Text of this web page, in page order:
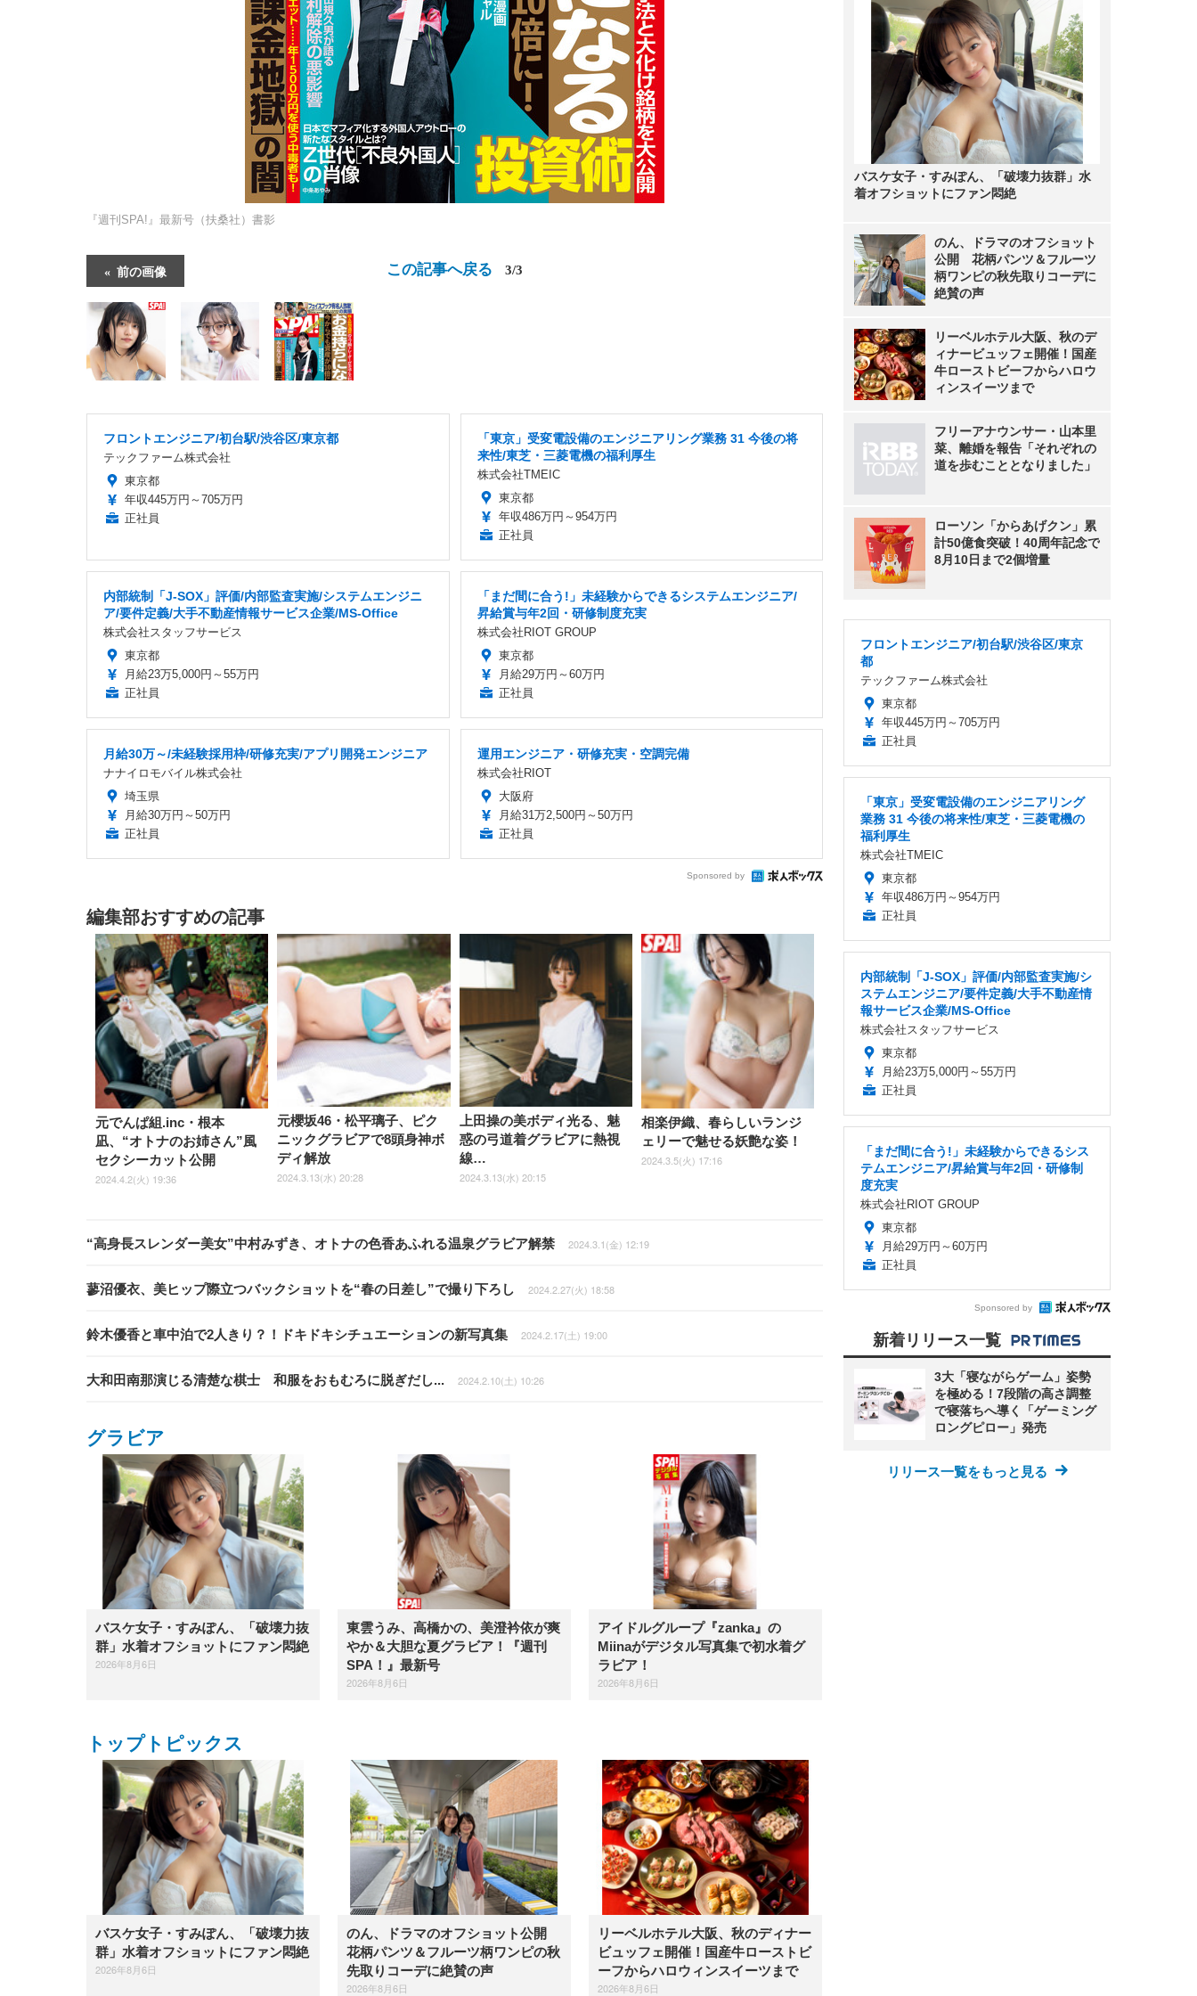
『週刊SPA!』最新号（扶桑社）書影
前の画像 この記事へ戻る 3/3
フロントエンジニア/初台駅/渋谷区/東京都
テックファーム株式会社
東京都
年収445万円～705万円
正社員
「東京」受変電設備のエンジニアリング業務 31 今後の将
来性/東芝・三菱電機の福利厚生
株式会社TMEIC
東京都
年収486万円～954万円
正社員
内部統制「J-SOX」評価/内部監査実施/システムエンジニ
ア/要件定義/大手不動産情報サービス企業/MS-Office
株式会社スタッフサービス
東京都
月給23万5,000円～55万円
正社員
「まだ間に合う!」未経験からできるシステムエンジニア/
昇給賞与年2回・研修制度充実
株式会社RIOT GROUP
東京都
月給29万円～60万円
正社員
月給30万～/未経験採用枠/研修充実/アプリ開発エンジニア
ナナイロモバイル株式会社
埼玉県
月給30万円～50万円
正社員
運用エンジニア・研修充実・空調完備
株式会社RIOT
大阪府
月給31万2,500円～50万円
正社員
Sponsored by
編集部おすすめの記事
元でんぱ組.inc・根本
凪、“オトナのお姉さん”風
セクシーカット公開
2024.4.2(火) 19:36
元櫻坂46・松平璃子、ピク
ニックグラビアで8頭身神ボ
ディ解放
2024.3.13(水) 20:28
上田操の美ボディ光る、魅
惑の弓道着グラビアに熱視
線…
2024.3.13(水) 20:15
相楽伊織、春らしいランジ
ェリーで魅せる妖艶な姿！
2024.3.5(火) 17:16
“高身長スレンダー美女”中村みずき、オトナの色香あふれる温泉グラビア解禁 2024.3.1(金) 12:19
蓼沼優衣、美ヒップ際立つバックショットを“春の日差し”で撮り下ろし 2024.2.27(火) 18:58
鈴木優香と車中泊で2人きり？！ドキドキシチュエーションの新写真集 2024.2.17(土) 19:00
大和田南那演じる清楚な棋士 和服をおもむろに脱ぎだし... 2024.2.10(土) 10:26
グラビア
バスケ女子・すみぽん、「破壊力抜
群」水着オフショットにファン悶絶
2026年8月6日
東雲うみ、高橋かの、美澄衿依が爽
やか＆大胆な夏グラビア！『週刊
SPA！』最新号
2026年8月6日
アイドルグループ『zanka』の
Miinaがデジタル写真集で初水着グ
ラビア！
2026年8月6日
トップトピックス
バスケ女子・すみぽん、「破壊力抜
群」水着オフショットにファン悶絶
2026年8月6日
のん、ドラマのオフショット公開
花柄パンツ＆フルーツ柄ワンピの秋
先取りコーデに絶賛の声
2026年8月6日
リーベルホテル大阪、秋のディナー
ビュッフェ開催！国産牛ローストビ
ーフからハロウィンスイーツまで
2026年8月6日
バスケ女子・すみぽん、「破壊力抜群」水
着オフショットにファン悶絶
のん、ドラマのオフショット
公開 花柄パンツ＆フルーツ
柄ワンピの秋先取りコーデに
絶賛の声
リーベルホテル大阪、秋のデ
ィナービュッフェ開催！国産
牛ローストビーフからハロウ
ィンスイーツまで
フリーアナウンサー・山本里
菜、離婚を報告「それぞれの
道を歩むこととなりました」
ローソン「からあげクン」累
計50億食突破！40周年記念で
8月10日まで2個増量
フロントエンジニア/初台駅/渋谷区/東京
都
テックファーム株式会社
東京都
年収445万円～705万円
正社員
「東京」受変電設備のエンジニアリング
業務 31 今後の将来性/東芝・三菱電機の
福利厚生
株式会社TMEIC
東京都
年収486万円～954万円
正社員
内部統制「J-SOX」評価/内部監査実施/シ
ステムエンジニア/要件定義/大手不動産情
報サービス企業/MS-Office
株式会社スタッフサービス
東京都
月給23万5,000円～55万円
正社員
「まだ間に合う!」未経験からできるシス
テムエンジニア/昇給賞与年2回・研修制
度充実
株式会社RIOT GROUP
東京都
月給29万円～60万円
正社員
Sponsored by
新着リリース一覧
3大「寝ながらゲーム」姿勢
を極める！7段階の高さ調整
で寝落ちへ導く「ゲーミング
ロングピロー」発売
リリース一覧をもっと見る